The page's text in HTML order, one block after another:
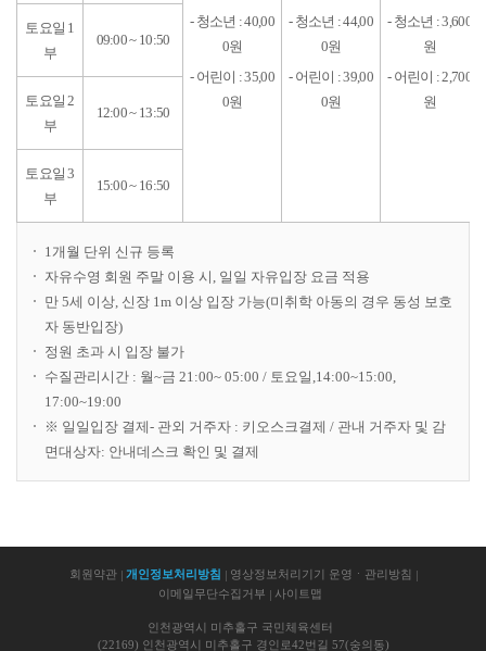
- 청소년 : 40,00
0원
- 어린이 : 35,00
0원
- 청소년 : 44,00
0원
- 어린이 : 39,00
0원
- 청소년 : 3,600
원
- 어린이 : 2,700
원
토요일 1
부
09:00 ~ 10:50
토요일 2
부
12:00 ~ 13:50
토요일 3
부
15:00 ~ 16:50
1개월 단위 신규 등록
자유수영 회원 주말 이용 시, 일일 자유입장 요금 적용
만 5세 이상, 신장 1m 이상 입장 가능(미취학 아동의 경우 동성 보호
자 동반입장)
정원 초과 시 입장 불가
수질관리시간 : 월~금 21:00~ 05:00 / 토요일,14:00~15:00,
17:00~19:00
※ 일일입장 결제- 관외 거주자 : 키오스크결제 / 관내 거주자 및 감
면대상자: 안내데스크 확인 및 결제
회원약관 개인정보처리방침
영상정보처리기기 운영ㆍ관리방침
이메일무단수집거부
사이트맵
인천광역시 미추홀구 국민체육센터
(22169) 인천광역시 미추홀구 경인로42번길 57(숭의동)